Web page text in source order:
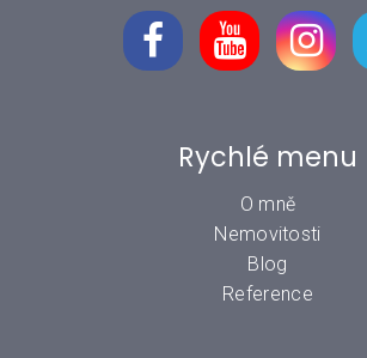
Rychlé menu
O mně
Nemovitosti
Blog
Reference